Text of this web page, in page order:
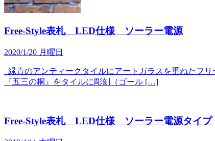
Free-Style表札 LED仕様 ソーラー電源
2020/1/20 月曜日
緑青のアンティークタイルにアートガラスを重ねたフ
『五三の桐』をタイルに彫刻（ゴール […]
Free-Style表札 LED仕様 ソーラー電源タイプ